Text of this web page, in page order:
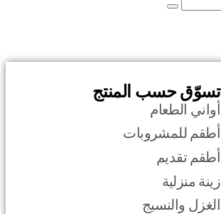
تسوّق حسب المنتج
أواني الطعام
أطقم للمشروبات
أطقم تقديم
زينة منزلية
الغزل والنسيج